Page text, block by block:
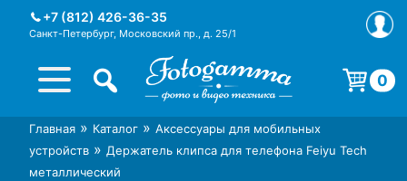
+7 (812) 426-36-35
Санкт-Петербург, Московский пр., д. 25/1
Интернет-магазин фототехники
Foto-Gamma в СПб
Магазин фотоаксессуаров foto-
gamma.ru
0
Корзина пуста.
Главная » Каталог » Аксессуары для мобильных
устройств » Держатель клипса для телефона Feiyu Tech
металлический